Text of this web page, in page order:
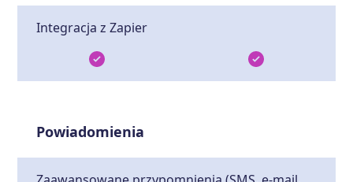
Integracja z Zapier
Powiadomienia